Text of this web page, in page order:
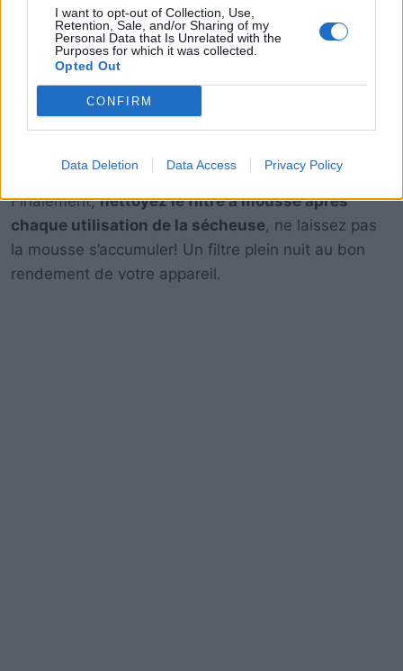
I want to opt-out of Collection, Use,
Retention, Sale, and/or Sharing of my
Personal Data that Is Unrelated with the
Purposes for which it was collected.
Opted Out
CONFIRM
Data Deletion Data Access Privacy Policy
Pensez àrégler le cycle de votre laveuse
l’option d’unsecond cycle d’essorage
l’essorage supplémentaire prend 10 minutes de plus
pendant le lavage, vous sauverez plus encore sur le
Finalement,nettoyez le filtre à mousse après
chaque utilisation de la sécheuse, ne laissez pas
la mousse s’accumuler! Un filtre plein nuit au bon
rendement de votre appareil.